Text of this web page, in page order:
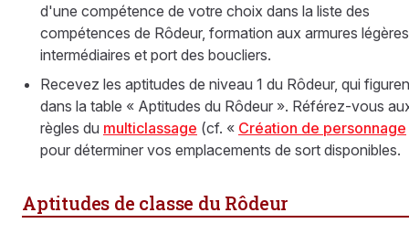
d'une compétence de votre choix dans la liste des
compétences de Rôdeur, formation aux armures
intermédiaires et port des boucliers.
Recevez les aptitudes de niveau 1 du Rôdeur, qui
dans la table « Aptitudes du Rôdeur ». Référez-vous
règles du multiclassage (cf. « Création de personnage
pour déterminer vos emplacements de sort disponibles.
Aptitudes de classe du Rôdeur